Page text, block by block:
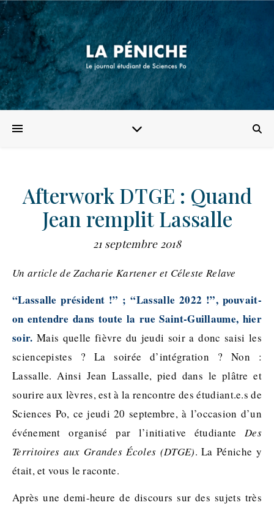
Afterwork DTGE : Quand
Jean remplit Lassalle
21 septembre 2018
Un article de Zacharie Kartener et Céleste Relave
“Lassalle président !” ; “Lassalle 2022 !”, pouvait-
on entendre dans toute la rue Saint-Guillaume, hier
soir. Mais quelle fièvre du jeudi soir a donc saisi les
sciencepistes ? La soirée d’intégration ? Non :
Lassalle. Ainsi Jean Lassalle, pied dans le plâtre et
sourire aux lèvres, est à la rencontre des étudiant.e.s de
Sciences Po, ce jeudi 20 septembre, à l’occasion d’un
événement organisé par l’initiative étudianteDes
Territoires aux Grandes Écoles (DTGE). La Péniche y
était, et vous le raconte.
Après une demi-heure de discours sur des sujets très